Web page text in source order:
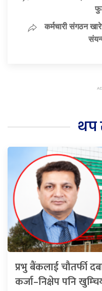
कर्मचारी संगठन
थप
प्रभु बैंकलाई चौतर्फी
कर्जा–निक्षेप पनि